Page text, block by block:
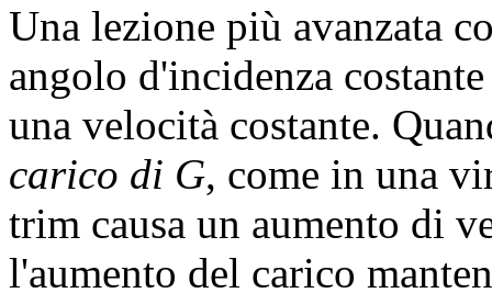
Una lezione più avanzata
angolo d'incidenza
una velocità costante.
carico di G, come in una
trim causa un aumento di
l'aumento del carico